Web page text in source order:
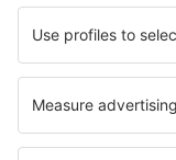
Unterkunft in Pech-